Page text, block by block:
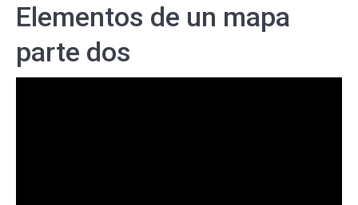
Elementos de un mapa
parte dos